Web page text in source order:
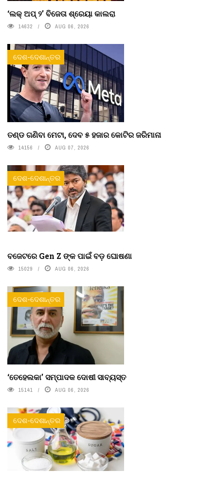
‘ଲକ୍ ଅପ୍ ୨’ ବିଜେତା ଶ୍ରେୟା କାଲରା
14632 AUG 06, 2026
ଦେଶ-ଦେଶାନ୍ତର
ତଣ୍ଡ ଗଣିବା ମେଟା, ଦେବ ୫ ହଜାର କୋଟିର ଜରିମାନା
14156 AUG 07, 2026
ଦେଶ-ଦେଶାନ୍ତର
ବଜେଟରେ Gen Z ଙ୍କ ପାଇଁ ବଡ଼ ଘୋଷଣା
15029 AUG 06, 2026
ଦେଶ-ଦେଶାନ୍ତର
‘ତେହେଲକା’ ସମ୍ପାଦକ ଦୋଷୀ ସାବ୍ୟସ୍ତ
15141 AUG 06, 2026
ଦେଶ-ଦେଶାନ୍ତର